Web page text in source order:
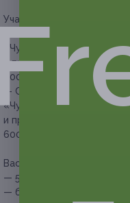
Участие в квесте (пт-вс и
«Чума» для команды от 2
и праздничные дни: с
6000 руб.)
— Скидка 51% на
«Чума» для команды от 2
и праздничные дни: с
6000 руб.)
Вас ждет:
— 5 уровней контакта;
— более 300 кв. м игровой